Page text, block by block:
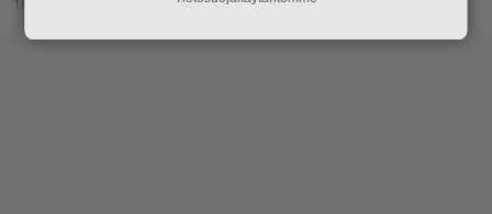
18.11.2013 21:36